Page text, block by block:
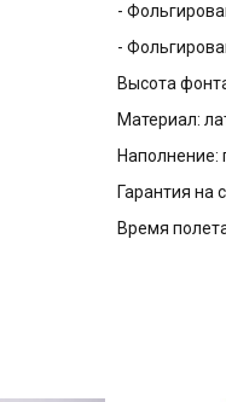
-
-
Высота
Материал:
Наполнение:
Гарантия на
Время